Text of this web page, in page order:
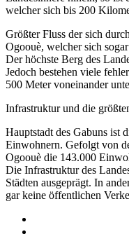
welcher sich bis 200
Größter Fluss der sich
Ogoouè, welcher sich
Der höchste Berg des
Jedoch bestehen viele
500 Meter voneinander
Infrastruktur und die
Hauptstadt des Gabuns ist
Einwohnern. Gefolgt von
Ogoouè die 143.000
Die Infrastruktur des
Städten ausgeprägt. In
gar keine öffentlichen